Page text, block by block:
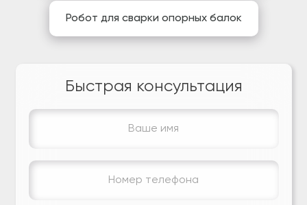
Робот для сварки опорных балок
Быстрая консультация